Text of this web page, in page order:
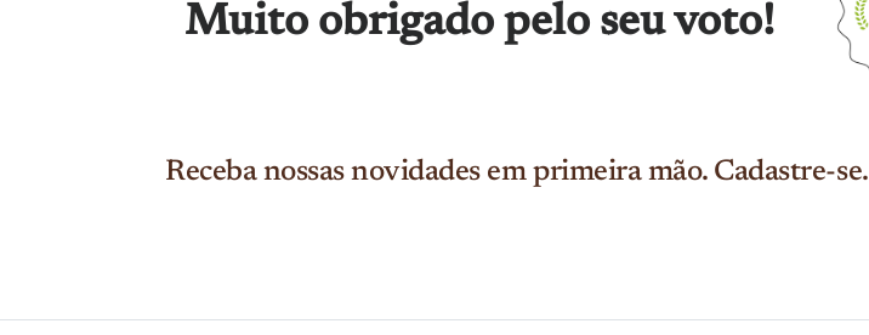
Muito obrigado pelo seu voto!
Receba nossas novidades em primeira mão. Cadastre-se.